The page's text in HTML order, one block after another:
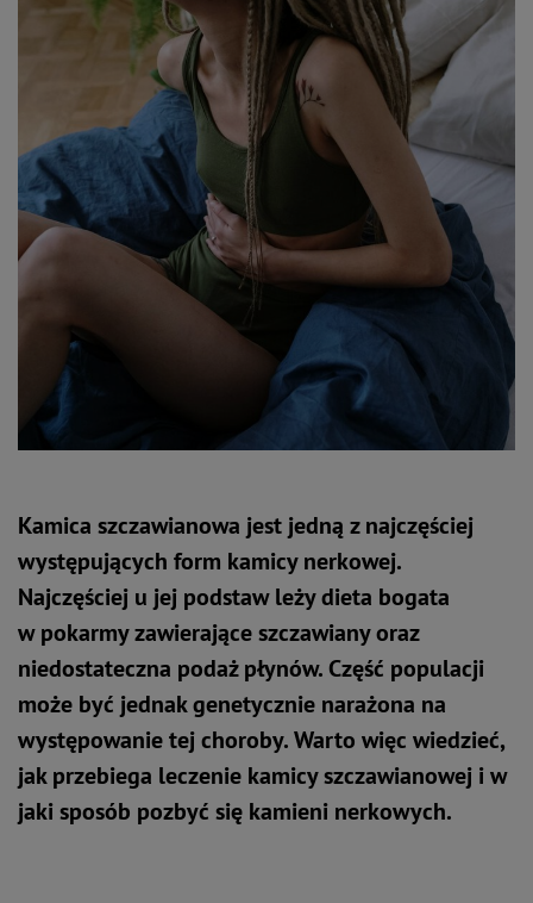
Kamica szczawianowa jest jedną z najczęściej
występujących form kamicy nerkowej.
Najczęściej u jej podstaw leży dieta bogata
w pokarmy zawierające szczawiany oraz
niedostateczna podaż płynów. Część populacji
może być jednak genetycznie narażona na
występowanie tej choroby. Warto więc wiedzieć,
jak przebiega leczenie kamicy szczawianowej i w
jaki sposób pozbyć się kamieni nerkowych.